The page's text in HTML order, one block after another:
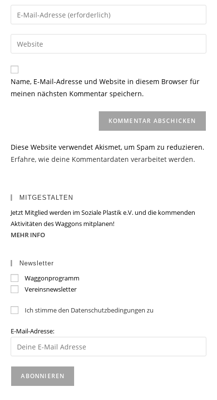
Namen
oder
zum
Kommentieren
ein
Gib
deine
E-
Mail-
zum
Kommentieren
ein
Gib
deine
Website-
URL
Name, E-Mail-Adresse und Website in diesem Browser für
meinen nächsten Kommentar speichern.
Diese Website verwendet Akismet, um Spam zu reduzieren.
Erfahre, wie deine Kommentardaten verarbeitet werden.
MITGESTALTEN
Jetzt Mitglied werden im Soziale Plastik e.V. und die kommenden
Aktivitäten des Waggons mitplanen!
MEHR INFO
Newsletter
Waggonprogramm
Vereinsnewsletter
Ich stimme den Datenschutzbedingungen zu
E-Mail-Adresse: